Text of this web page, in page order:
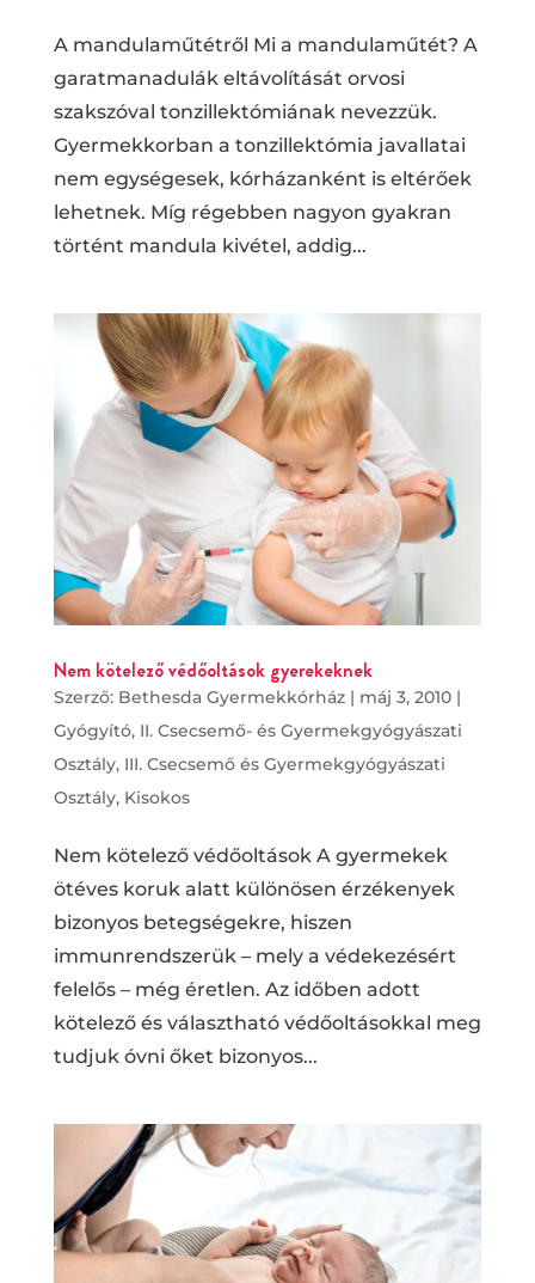
A mandulaműtétről Mi a mandulaműtét? A
garatmanadulák eltávolítását orvosi
szakszóval tonzillektómiának nevezzük.
Gyermekkorban a tonzillektómia javallatai
nem egységesek, kórházanként is eltérőek
lehetnek. Míg régebben nagyon gyakran
történt mandula kivétel, addig...
Nem kötelező védőoltások gyerekeknek
Szerző: Bethesda Gyermekkórház| máj 3, 2010|
Gyógyító, II. Csecsemő- és Gyermekgyógyászati
Osztály, III. Csecsemő és Gyermekgyógyászati
Osztály, Kisokos
Nem kötelező védőoltások A gyermekek
ötéves koruk alatt különösen érzékenyek
bizonyos betegségekre, hiszen
immunrendszerük – mely a védekezésért
felelős – még éretlen. Az időben adott
kötelező és választható védőoltásokkal meg
tudjuk óvni őket bizonyos...